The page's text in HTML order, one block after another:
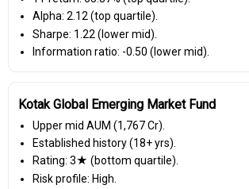
Alpha: 2.12 (top quartile).
Sharpe: 1.22 (lower mid).
Information ratio: -0.50 (lower mid).
Kotak Global Emerging Market Fund
Upper mid AUM (₹1,767 Cr).
Established history (18+ yrs).
Rating: 3★ (bottom quartile).
Risk profile: High.